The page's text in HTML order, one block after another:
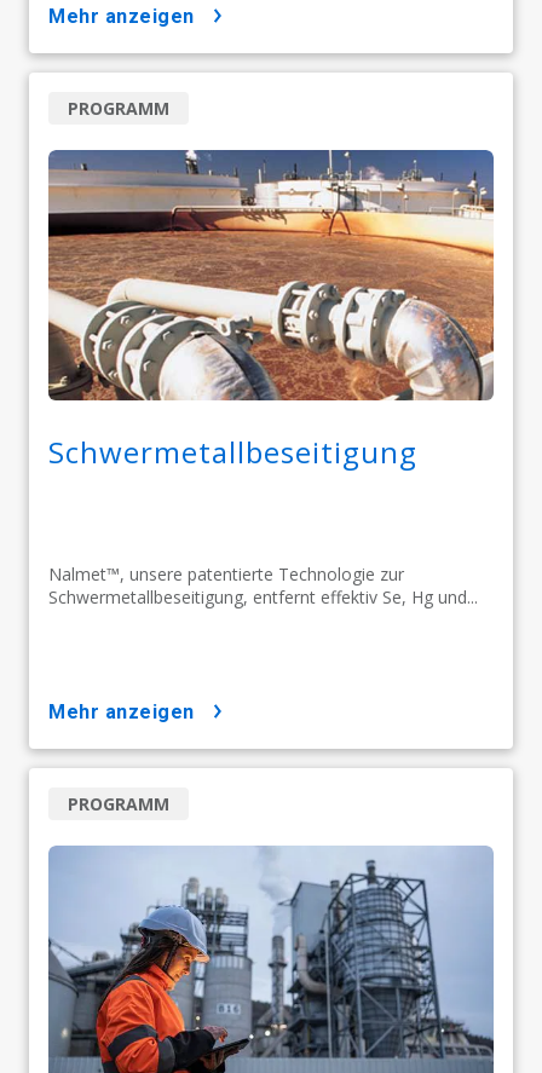
mehr anzeigen
Schwermetallbeseitigung
Nalmet™, unsere patentierte Technologie zur
Schwermetallbeseitigung, entfernt effektiv Se, Hg und...
PROGRAMM
mehr anzeigen
PROGRAMM